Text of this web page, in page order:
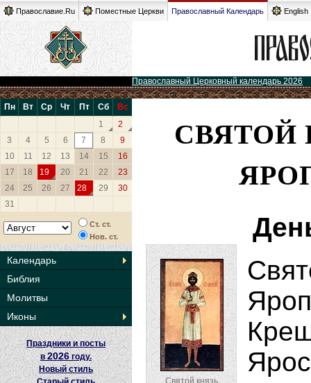
Православие.Ru Поместные Церкви Православный Календарь English
Православный Церковный календарь 2026
Пн Вт Ср Чт Пт Сб
Вс
1
2
3
4 5 6 7 8
9
10
11 12 13 14 15
16
17
18 19 20 21 22
23
24
25 26 27 28 29
30
31
Ст. ст.
Нов. ст.
Календарь
Библия
Молитвы
Иконы
Праздники и посты
в 2026 году.
Новый стиль
СВЯТОЙ
Святой князь